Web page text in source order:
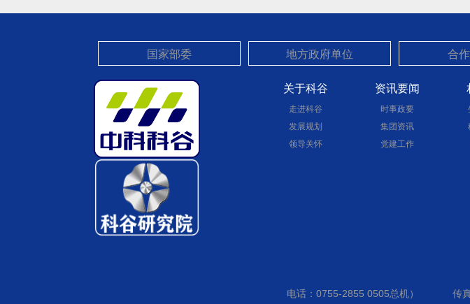
关于科谷
走进科谷
发展规划
领导关怀
资讯要闻
时事政要
集团资讯
党建工作
电话：0755-2855 0505总机） 传